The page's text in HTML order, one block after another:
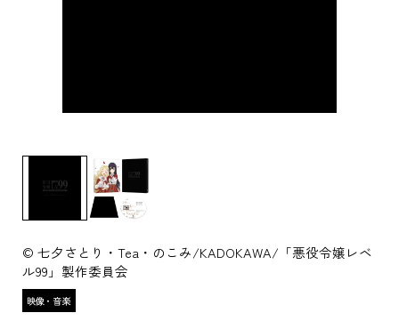
© 七夕さとり・Tea・のこみ/KADOKAWA/「悪役令嬢レベ
ル99」製作委員会